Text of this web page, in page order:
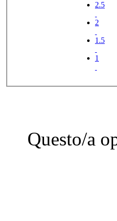
2.5
2
1.5
1
Questo/a